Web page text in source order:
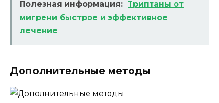
Полезная информация: Триптаны от
мигрени быстрое и эффективное
лечение
Дополнительные методы